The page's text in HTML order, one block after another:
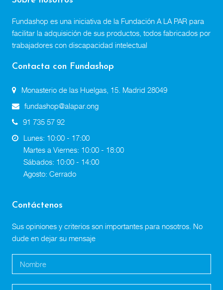
Fundashop es una iniciativa de la Fundación A LA PAR para
facilitar la adquisición de sus productos, todos fabricados por
trabajadores con discapacidad intelectual
Contacta con Fundashop
Monasterio de las Huelgas, 15. Madrid 28049
fundashop@alapar.ong
91 735 57 92
Lunes: 10:00 - 17:00
Martes a Viernes: 10:00 - 18:00
Sábados: 10:00 - 14:00
Agosto: Cerrado
Contáctenos
Sus opiniones y criterios son importantes para nosotros. No
dude en dejar su mensaje